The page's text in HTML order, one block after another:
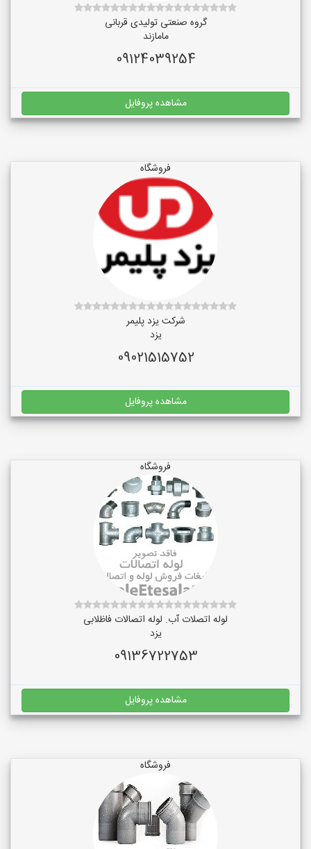
گروه صنعتی تولیدی قربانی
مامازند
09124039254
مشاهده پروفایل
فروشگاه
شرکت یزد پلیمر
یزد
09021515752
مشاهده پروفایل
فروشگاه
لوله اتصلات آب. لوله اتصالات فاظلابی
یزد
09136722753
مشاهده پروفایل
فروشگاه